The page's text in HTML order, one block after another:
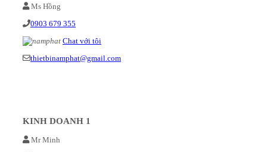
Ms Hồng
0903 679 355
Chat với tôi
thietbinamphat@gmail.com
KINH DOANH 1
Mr Minh